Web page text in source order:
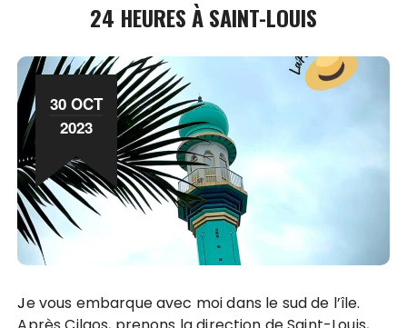
24 HEURES À SAINT-LOUIS
30 OCT
2023
Je vous embarque avec moi dans le sud de l’île.